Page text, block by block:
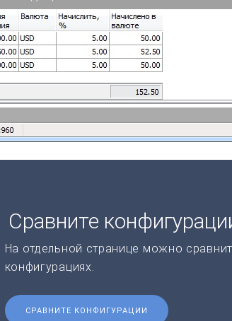
Сравните
На отдельной странице можно
конфигурациях.
СРАВНИТЕ КОНФИГУРАЦИИ